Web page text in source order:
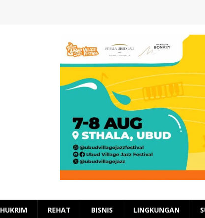
HUKRIM REHAT BISNIS LINGKUNGAN